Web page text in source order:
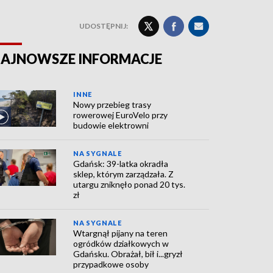
UDOSTĘPNIJ:
INFORMACJE
INNE
Nowy przebieg trasy
rowerowej EuroVelo przy
budowie elektrowni
NA SYGNALE
Gdańsk: 39-latka okradła
sklep, którym zarządzała. Z
utargu zniknęło ponad 20 tys.
zł
NA SYGNALE
Wtargnął pijany na teren
ogródków działkowych w
Gdańsku. Obrażał, bił i...gryzł
przypadkowe osoby